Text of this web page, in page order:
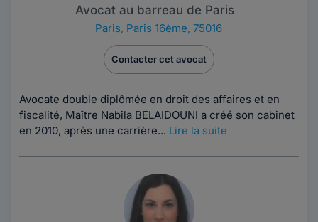
Avocat au barreau de Paris
Paris, Paris 16ème, 75016
Contacter cet avocat
Avocate double diplômée en droit des affaires et en
fiscalité, Maître Nabila BELAIDOUNI a créé son cabinet
en 2010, après une carrière... Lire la suite